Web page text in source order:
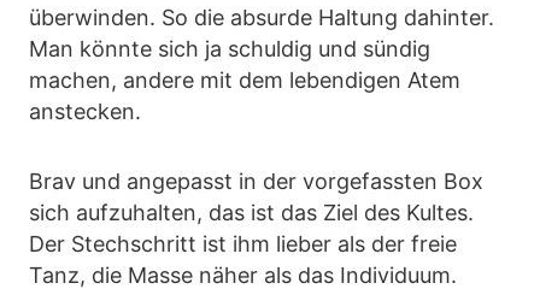
überwinden. So die absurde Haltung dahinter.
Man könnte sich ja schuldig und sündig
machen, andere mit dem lebendigen Atem
anstecken.
Brav und angepasst in der vorgefassten Box
sich aufzuhalten, das ist das Ziel des Kultes.
Der Stechschritt ist ihm lieber als der freie
Tanz, die Masse näher als das Individuum.